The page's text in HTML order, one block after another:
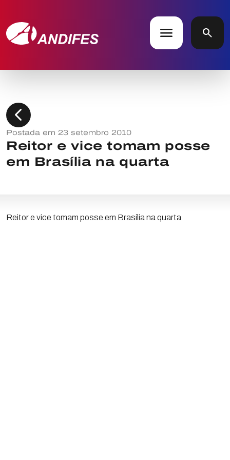
menu search
chevron_left
Postada em 23 setembro 2010
Reitor e vice tomam posse
em Brasília na quarta
Reitor e vice tomam posse em Brasília na quarta